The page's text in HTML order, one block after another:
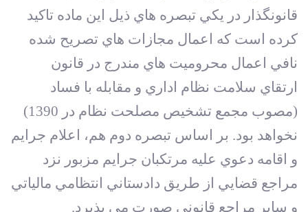
قانونگذار در يکي تبصره ‏‏هاي ذيل اين ماده تاکيد
کرده است که اعمال مجازات‏ هاي تصريح شده
نافي اعمال محروميت‏ هاي مندرج در قانون
ارتقاي سلامت نظام اداري و مقابله با فساد
(مصوب مجمع تشخيص مصلحت نظام در 1390)
نخواهد بود. بر اساس تبصره دوم هم، اعلام جرايم
و اقامه دعوي عليه مرتکبان جرايم مزبور نزد
مراجع قضايي از طريق دادستاني انتظامي مالياتي
و ساير مراجع قانوني صورت مي‏ پذيرد.